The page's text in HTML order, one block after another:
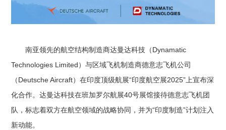
南亚领先的航空结构制造商达曼达科技（Dynamatic
Technologies Limited）与区域飞机制造商德意志飞机公司
（Deutsche Aircraft）在印度顶级航展“印度航空展2025”上宣布深
化合作。达曼达科技在班加罗尔航展40号展馆接待德意志飞机团
队，标志着双方在航空领域的战略协同，并为“印度制造”计划注入
新动能。